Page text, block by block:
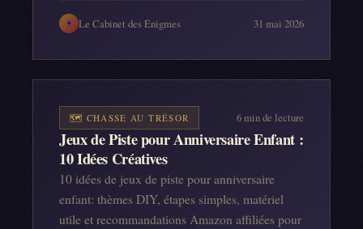
✦ Le Cabinet des Énigmes 31 mai 2026
🗺️ CHASSE AU TRÉSOR 6min de lecture
Jeux de Piste pour Anniversaire Enfant :
10 Idées Créatives
10 idées de jeux de piste pour anniversaire
enfant: thèmes DIY, étapes simples, matériel
utile et recommandations Amazon affiliées pour